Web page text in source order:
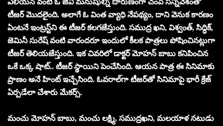
ఎలియన్ వంటి ఓ జీవి మనుషుల్ని దారుణంగా చంపే సన్నివేశంతో
టీజర్ మొదలైంది. అలాగే ఓ వింత వ్యాధి నేపథ్యం, దాని వెనుక కారణం
ఏంటనే ఇంట్రస్ట్‌ని ఈ టీజర్ కలగజేస్తుంది. సముద్ర ఖని, విశ్వంత్, సిద్ధిక్,
జెమినీ సురేష్ వంటి వారందరూ ఇందులో కీలక పాత్రలు పోషించినట్లుగా
టీజర్ తెలియజేస్తుంది. ఇక చివరిలో డాక్టర్ మోహన్ బాబు కనిపించిన
ఒకే ఒక్క షాట్.. టీజర్‌ స్థాయిని పెంచేసింది. ఆయన పాత్ర ఈ సినిమాకు
ప్రాణం అనే హింట్ ఇచ్చేసింది. ఓవరాల్‌గా టీజర్‌తో సినిమాపై భారీ క్రేజ్
ఏర్పడేలా చేశారు మేకర్స్.
మంచు మోహన్ బాబు, మంచు లక్ష్మి, సముద్రఖని, మలయాళ నటుడు